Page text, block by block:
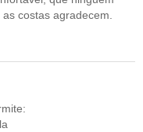
costas agradecem.